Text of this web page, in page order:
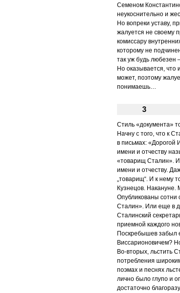
Семеном
неукоснительно и
Но вопреки уставу,
жалуется не своему
комиссару
которому не
так уж будь любезен
Но оказывается, что
может, поэтому
понимаешь…
3
Стиль «документа»
Начну с того, что к
в письмах:
имени и отчеству
«товарищ Сталин».
имени и отчеству.
„товарищ“. И к нему
Кузнецов. Накануне.
Опубликованы сотни
Сталин». Или еще в
Сталинский
приемной каждого
Поскребышев забыл
Виссарионовичем?
Во-вторых, льстить
потребления
поэмах и песнях
лично было глупо и
достаточно